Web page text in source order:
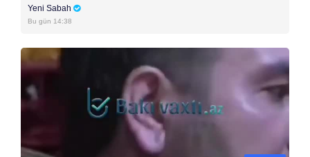
Yeni Sabah
Bu gün 14:38